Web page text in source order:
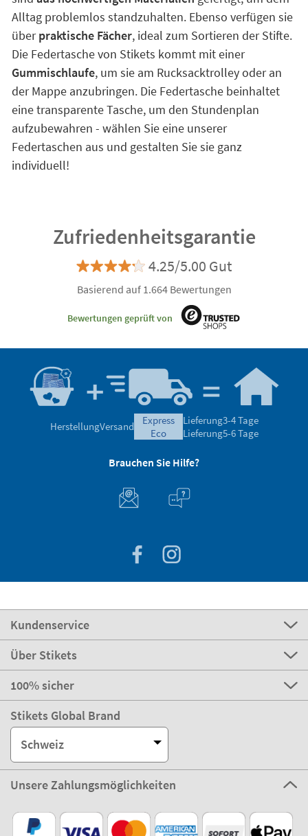
Alltag problemlos standzuhalten. Ebenso verfügen sie
überpraktische Fächer, ideal zum Sortieren der Stifte.
Die Federtasche von Stikets kommt mit einer
Gummischlaufe, um sie am Rucksacktrolley oder an
der Mappe anzubringen. Die Federtasche beinhaltet
eine transparente Tasche, um den Stundenplan
aufzubewahren - wählen Sie eine unserer
Federtaschen aus und gestalten Sie sie ganz
individuell!
Zufriedenheitsgarantie
4.25/5.00 Gut
Basierend auf 1.664 Bewertungen
Bewertungen geprüft von
HerstellungVersand
express
eco
Lieferung3-4 Tage
Lieferung5-6 Tage
Brauchen Sie Hilfe?
Kundenservice
Über Stikets
100% sicher
Stikets Global Brand
Schweiz
Unsere Zahlungsmöglichkeiten